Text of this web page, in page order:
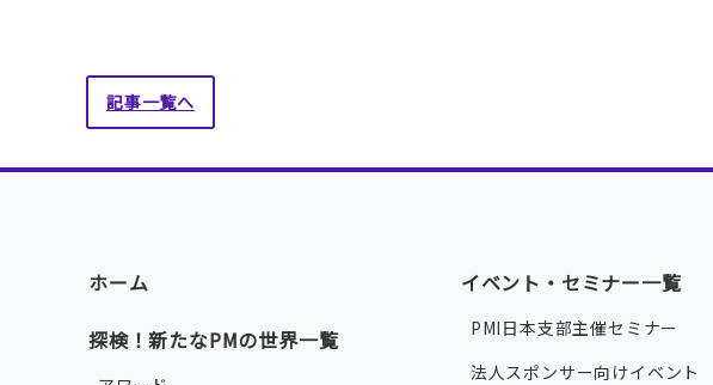
記事一覧へ
ホーム
探検！新たなPMの世界一覧
イベント・セミナー一覧
PMI日本支部主催セミナー
法人スポンサー向けイベント